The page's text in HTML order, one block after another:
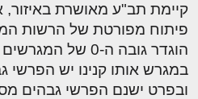
קיימת תב"ע מאושרת באיזור,
פיתוח מפורטת של הרשות
הוגדר גובה ה-0 של המגרשים השונים בתב"ע.
במגרש אותו קנינו יש הפרשי
ובפרט ישנם הפרשי גבהים